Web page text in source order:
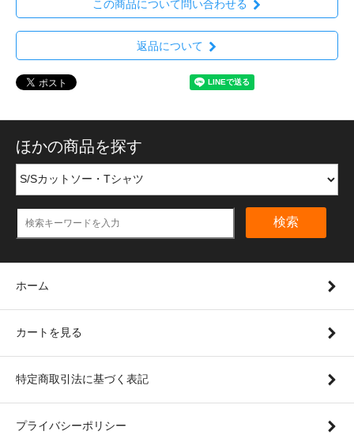
この商品について問い合わせる
返品について
ほかの商品を探す
検索
ホーム
カートを見る
特定商取引法に基づく表記
プライバシーポリシー